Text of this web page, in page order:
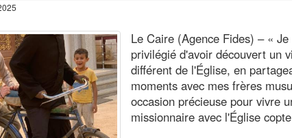
Le Caire (Agence Fides) – «
privilégié d'avoir découvert un
différent de l'Église, en
moments avec mes frères
occasion précieuse pour vivre
missionnaire avec l'Église